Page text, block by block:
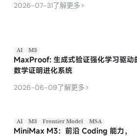
2026-07-31了解更多 >
AI M3
MaxProof: 生成式验证强化学习驱动
数学证明进化系统
2026-06-09了解更多 >
AI M3 Frontier Model MSA
MiniMax M3：前沿 Coding 能力，